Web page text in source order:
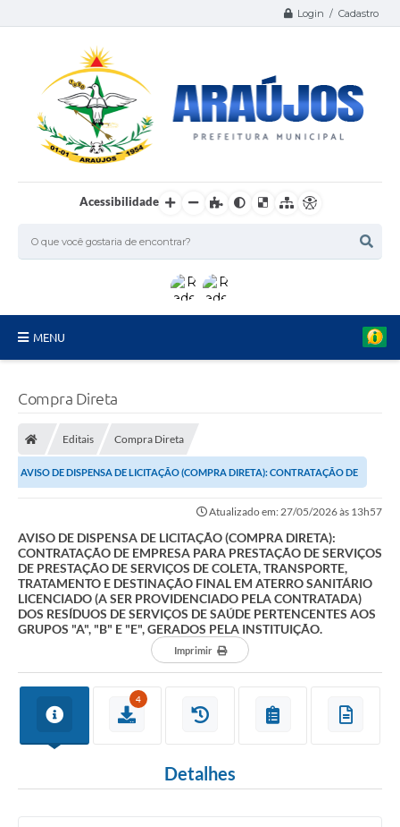
Login / Cadastro
Acessibilidade
MENU
Lei Aldir Blanc 2026
Prefeitura
Secretarias
Conselhos
Compra Direta
Editais Compra Direta
AVISO DE DISPENSA DE LICITAÇÃO (COMPRA DIRETA): CONTRATAÇÃO DE
EMPRESA PARA PRESTAÇÃO DE SERVIÇOS DE...
Atualizado em: 27/05/2026 às 13h57
AVISO DE DISPENSA DE LICITAÇÃO (COMPRA DIRETA):
CONTRATAÇÃO DE EMPRESA PARA PRESTAÇÃO DE SERVIÇOS
DE PRESTAÇÃO DE SERVIÇOS DE COLETA, TRANSPORTE,
TRATAMENTO E DESTINAÇÃO FINAL EM ATERRO SANITÁRIO
LICENCIADO (A SER PROVIDENCIADO PELA CONTRATADA)
DOS RESÍDUOS DE SERVIÇOS DE SAÚDE PERTENCENTES AOS
GRUPOS "A", "B" E "E", GERADOS PELA INSTITUIÇÃO.
Imprimir
4
Detalhes